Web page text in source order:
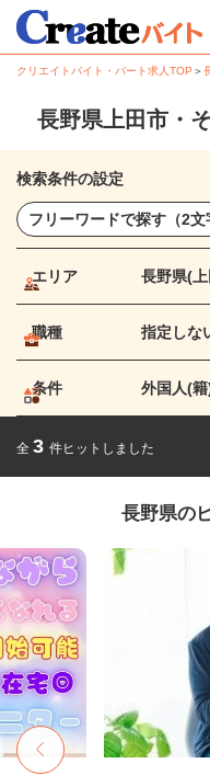
クリエイトバイト・パート求人TOP ＞
長野県上田市・
検索条件の設定
エリア 長野県(
職種 指定しな
条件 外国人(
全 3 件ヒットしました
長野県の